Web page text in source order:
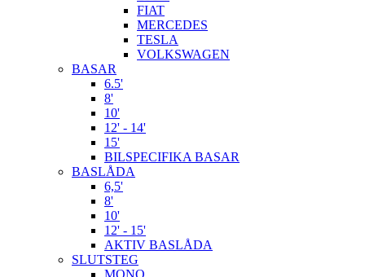
FIAT
MERCEDES
TESLA
VOLKSWAGEN
BASAR
6.5'
8'
10'
12' - 14'
15'
BILSPECIFIKA BASAR
BASLÅDA
6,5'
8'
10'
12' - 15'
AKTIV BASLÅDA
SLUTSTEG
MONO